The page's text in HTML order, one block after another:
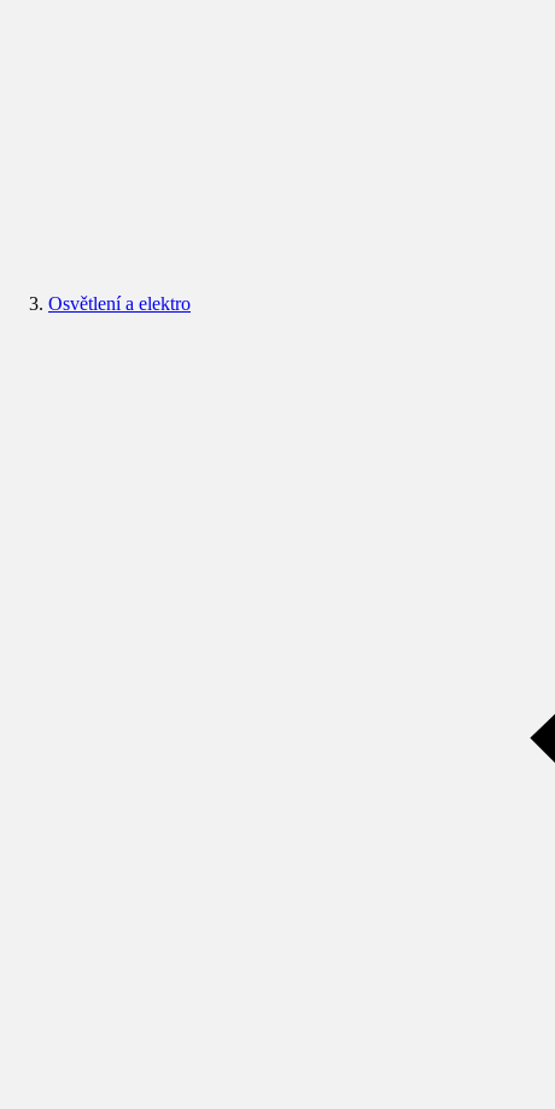
Osvětlení a elektro